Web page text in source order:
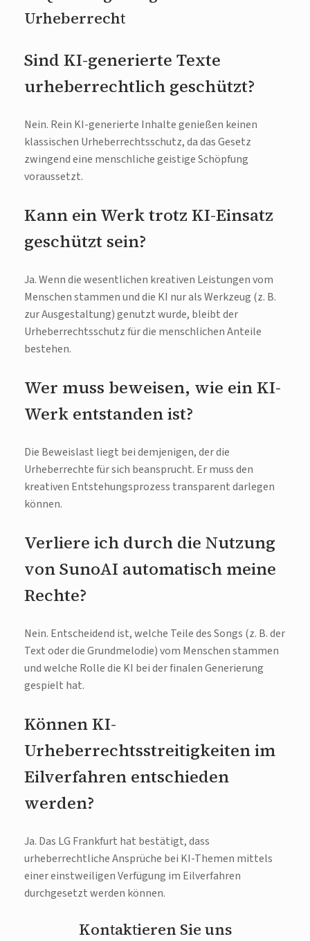
Urheberrecht
Sind KI-generierte Texte
urheberrechtlich geschützt?
Nein. Rein KI-generierte Inhalte genießen keinen
klassischen Urheberrechtsschutz, da das Gesetz
zwingend eine menschliche geistige Schöpfung
voraussetzt.
Kann ein Werk trotz KI-Einsatz
geschützt sein?
Ja. Wenn die wesentlichen kreativen Leistungen vom
Menschen stammen und die KI nur als Werkzeug (z. B.
zur Ausgestaltung) genutzt wurde, bleibt der
Urheberrechtsschutz für die menschlichen Anteile
bestehen.
Wer muss beweisen, wie ein KI-
Werk entstanden ist?
Die Beweislast liegt bei demjenigen, der die
Urheberrechte für sich beansprucht. Er muss den
kreativen Entstehungsprozess transparent darlegen
können.
Verliere ich durch die Nutzung
von SunoAI automatisch meine
Rechte?
Nein. Entscheidend ist, welche Teile des Songs (z. B. der
Text oder die Grundmelodie) vom Menschen stammen
und welche Rolle die KI bei der finalen Generierung
gespielt hat.
Können KI-
Urheberrechtsstreitigkeiten im
Eilverfahren entschieden
werden?
Ja. Das LG Frankfurt hat bestätigt, dass
urheberrechtliche Ansprüche bei KI-Themen mittels
einer einstweiligen Verfügung im Eilverfahren
durchgesetzt werden können.
Kontaktieren Sie uns